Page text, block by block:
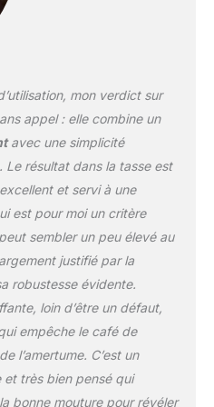
de la
sur le dessus, la
peut être
facilement retirée et
insérée Un filtre
sur le pot
le processus de
extrêmement
facile. L'époque où vous
utiliser un
filtre en papier
chaque café est
Veuillez noter
que pour éviter que le
veuillez ne pas utiliser de
de café trop fine
mon verdict sur
appel : elle combine un
avec une simplicité
Le résultat dans la tasse est
et servi à une
est pour moi un critère
sembler un peu élevé au
justifié par la
robustesse évidente.
loin d’être un défaut,
empêche le café de
l’amertume. C’est un
très bien pensé qui
bonne mouture pour révéler